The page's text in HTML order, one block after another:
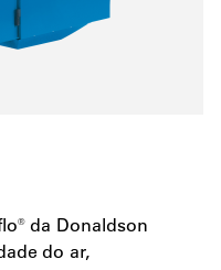
da Donaldson
do ar,